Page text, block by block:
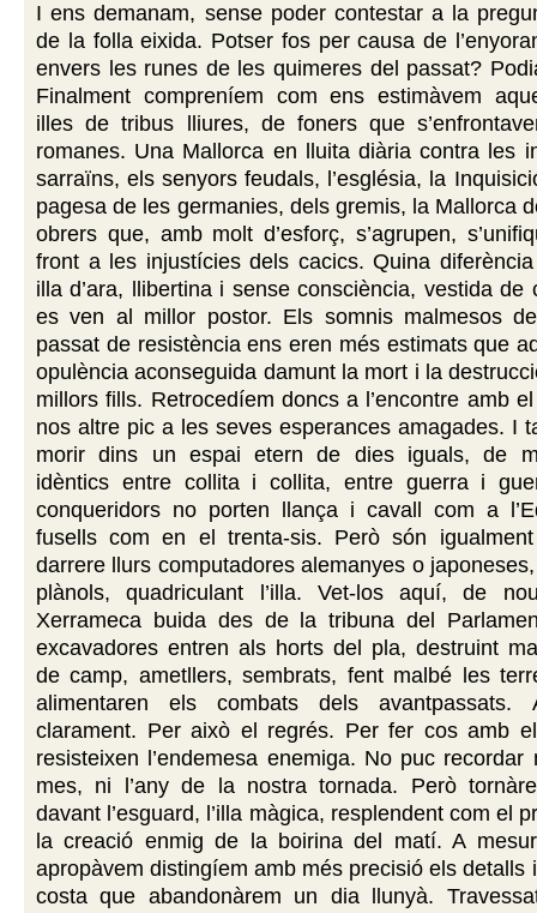
I ens demanam, sense poder contestar a la
de la folla eixida. Potser fos per causa de
envers les runes de les quimeres del passat?
Finalment compreníem com ens estimàvem
illes de tribus lliures, de foners que
romanes. Una Mallorca en lluita diària contra les
sarraïns, els senyors feudals, l’església, la
pagesa de les germanies, dels gremis, la Mallorca
obrers que, amb molt d’esforç, s’agrupen,
front a les injustícies dels cacics. Quina
illa d’ara, llibertina i sense consciència, vestida de
es ven al millor postor. Els somnis malmesos de
passat de resistència ens eren més estimats que
opulència aconseguida damunt la mort i la
millors fills. Retrocedíem doncs a l’encontre amb
nos altre pic a les seves esperances amagades. I
morir dins un espai etern de dies iguals, de
idèntics entre collita i collita, entre guerra i
conqueridors no porten llança i cavall com a
fusells com en el trenta-sis. Però són igualment
darrere llurs computadores alemanyes o
plànols, quadriculant l’illa. Vet-los aquí, de
Xerrameca buida des de la tribuna del
excavadores entren als horts del pla, destruint
de camp, ametllers, sembrats, fent malbé les
alimentaren els combats dels
clarament. Per això el regrés. Per fer cos amb
resisteixen l’endemesa enemiga. No puc
mes, ni l’any de la nostra tornada. Però
davant l’esguard, l’illa màgica, resplendent com el
la creació enmig de la boirina del matí. A
apropàvem distingíem amb més precisió els detalls
costa que abandonàrem un dia llunyà.